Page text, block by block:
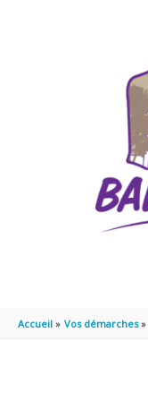
Accueil Vos démarches